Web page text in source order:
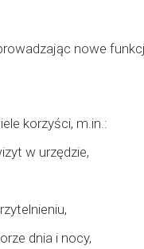
nowe
korzyści, m.in.:
w urzędzie,
dnia i nocy,